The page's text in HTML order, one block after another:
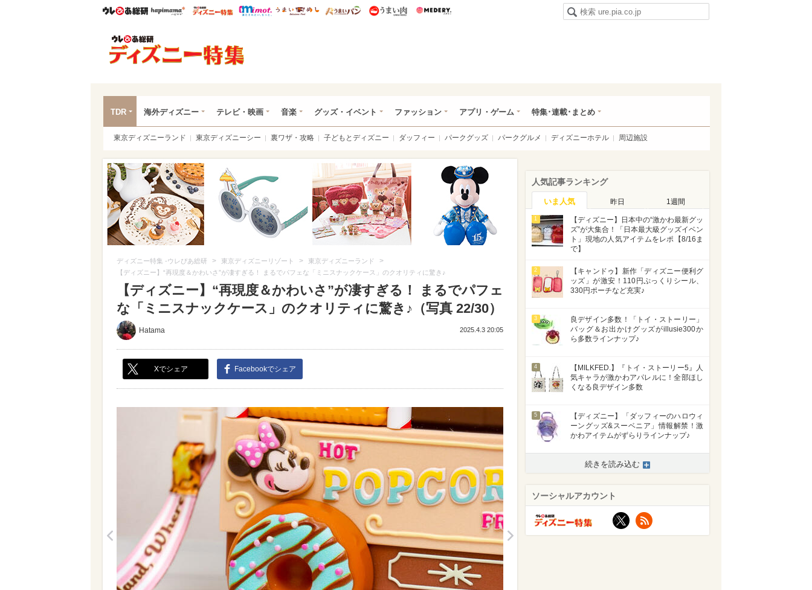
ウレぴあ総研ハピママ* ウレぴあ総研 ディズニー特集
mimot. うまいめし うまいパン うまい肉
TDR 海外ディズニー テレビ・映画 音楽 グッズ・イベント ファッション アプリ・ゲーム 特集･連載･まとめ
東京ディズニーランド 東京ディズニーシー 裏ワザ・攻略 子どもとディズニー ダッフィー パークグッズ パークグルメ ディズニーホテル 周辺施設
ディズニー特集 -ウレぴあ総研 > 東京ディズニーリゾート > 東京ディズニーランド >
【ディズニー】“再現度＆かわいさ”が凄すぎる！ まるでパフェな「ミニスナックケース」のクオリティに驚き♪
【ディズニー】“再現度＆かわいさ”が凄すぎる！ まるでパフェ
な「ミニスナックケース」のクオリティに驚き♪（写真 22/30）
Hatama 2025.4.3 20:05
Xでシェア Facebookでシェア
>
人気記事ランキング
いま人気 昨日 1週間
1
【ディズニー】日本中の“激かわ最新グッ
ズ”が大集合！「日本最大級グッズイベン
ト」現地の人気アイテムをレポ【8/16ま
で】
2
【キャンドゥ】新作「ディズニー便利グ
ッズ」が激安！110円ぷっくりシール、
330円ポーチなど充実♪
3
良デザイン多数！「トイ・ストーリー」
バッグ＆お出かけグッズがillusie300か
ら多数ラインナップ♪
4
【MILKFED.】『トイ・ストーリー5』人
気キャラが激かわアパレルに！全部ほし
くなる良デザイン多数
5
【ディズニー】「ダッフィーのハロウィ
ーングッズ&スーベニア」情報解禁！激
かわアイテムがずらりラインナップ♪
続きを読み込む
ソーシャルアカウント
X